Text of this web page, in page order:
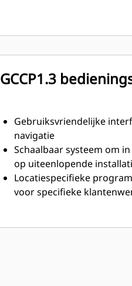
GCCP1.3
Gebruiksvriendelijke
navigatie
Schaalbaar systeem om
op uiteenlopende
Locatiespecifieke
voor specifieke